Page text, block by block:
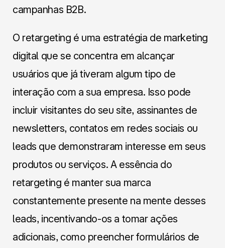
campanhas B2B.
O retargeting é uma estratégia de marketing
digital que se concentra em alcançar
usuários que já tiveram algum tipo de
interação com a sua empresa. Isso pode
incluir visitantes do seu site, assinantes de
newsletters, contatos em redes sociais ou
leads que demonstraram interesse em seus
produtos ou serviços. A essência do
retargeting é manter sua marca
constantemente presente na mente desses
leads, incentivando-os a tomar ações
adicionais, como preencher formulários de